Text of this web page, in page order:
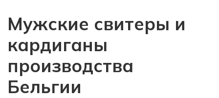
Мужские свитеры и
кардиганы
производства
Бельгии